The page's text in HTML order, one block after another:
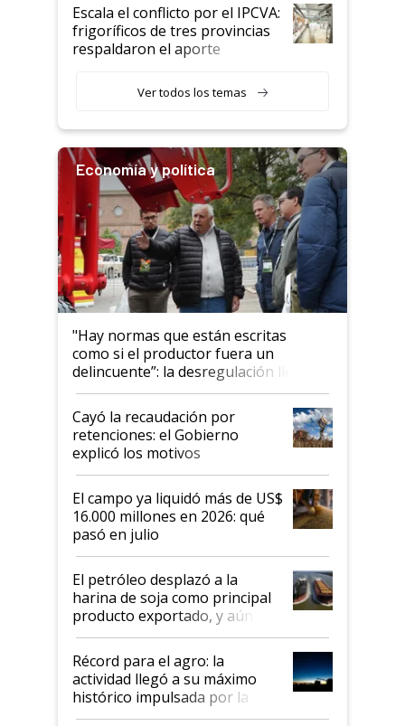
animales: "Mientras me
descalificaban, yo seguí
haciendo currículum"
Escala el conflicto por el IPCVA:
frigoríficos de tres provincias
respaldaron el aporte
Ver todos los temas
Economía y política
"Hay normas que están escritas
como si el productor fuera un
delincuente”: la desregulación llegó
al Congreso Aapresid y hasta se
habló del financiamiento al IPCVA
Cayó la recaudación por
retenciones: el Gobierno
explicó los motivos
El campo ya liquidó más de US$
16.000 millones en 2026: qué
pasó en julio
El petróleo desplazó a la
harina de soja como principal
producto exportado, y aún así
el agro aportó casi seis de cada
diez dólares y sostuvo el
liderazgo en un semestre
récord
Récord para el agro: la
actividad llegó a su máximo
histórico impulsada por la
cosecha y las exportaciones